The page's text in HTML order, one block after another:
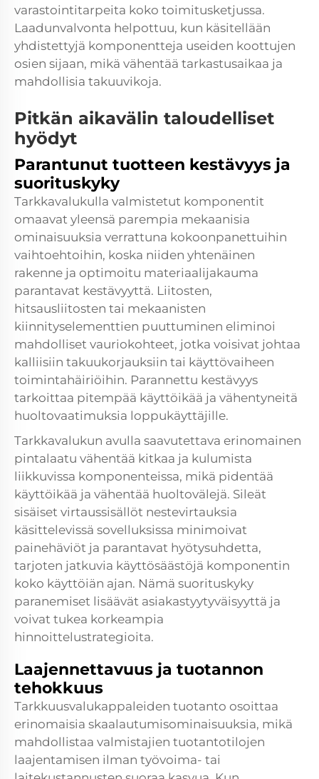
varastointitarpeita koko toimitusketjussa.
Laadunvalvonta helpottuu, kun käsitellään
yhdistettyjä komponentteja useiden koottujen
osien sijaan, mikä vähentää tarkastusaikaa ja
mahdollisia takuuvikoja.
Pitkän aikavälin taloudelliset
hyödyt
Parantunut tuotteen kestävyys ja
suorituskyky
Tarkkavalukulla valmistetut komponentit
omaavat yleensä parempia mekaanisia
ominaisuuksia verrattuna kokoonpanettuihin
vaihtoehtoihin, koska niiden yhtenäinen
rakenne ja optimoitu materiaalijakauma
parantavat kestävyyttä. Liitosten,
hitsausliitosten tai mekaanisten
kiinnityselementtien puuttuminen eliminoi
mahdolliset vauriokohteet, jotka voisivat johtaa
kalliisiin takuukorjauksiin tai käyttövaiheen
toimintahäiriöihin. Parannettu kestävyys
tarkoittaa pitempää käyttöikää ja vähentyneitä
huoltovaatimuksia loppukäyttäjille.
Tarkkavalukun avulla saavutettava erinomainen
pintalaatu vähentää kitkaa ja kulumista
liikkuvissa komponenteissa, mikä pidentää
käyttöikää ja vähentää huoltovälejä. Sileät
sisäiset virtaussisällöt nestevirtauksia
käsittelevissä sovelluksissa minimoivat
painehäviöt ja parantavat hyötysuhdetta,
tarjoten jatkuvia käyttösäästöjä komponentin
koko käyttöiän ajan. Nämä suorituskyky
paranemiset lisäävät asiakastyytyväisyyttä ja
voivat tukea korkeampia
hinnoittelustrategioita.
Laajennettavuus ja tuotannon
tehokkuus
Tarkkuusvalukappaleiden tuotanto osoittaa
erinomaisia skaalautumisominaisuuksia, mikä
mahdollistaa valmistajien tuotantotilojen
laajentamisen ilman työvoima- tai